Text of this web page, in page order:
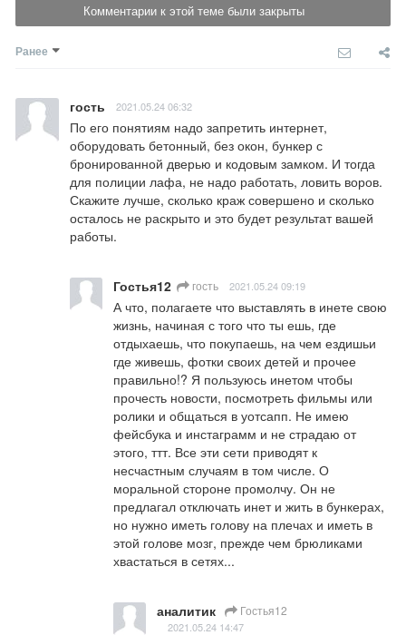
Комментарии к этой теме были закрыты
Ранее
гость 2021.05.24 06:32
По его понятиям надо запретить интернет,
оборудовать бетонный, без окон, бункер с
бронированной дверью и кодовым замком. И тогда
для полиции лафа, не надо работать, ловить воров.
Скажите лучше, сколько краж совершено и сколько
осталось не раскрыто и это будет результат вашей
работы.
Гостья12 гость 2021.05.24 09:19
А что, полагаете что выставлять в инете свою
жизнь, начиная с того что ты ешь, где
отдыхаешь, что покупаешь, на чем ездишьи
где живешь, фотки своих детей и прочее
правильно!? Я пользуюсь инетом чтобы
прочесть новости, посмотреть фильмы или
ролики и общаться в уотсапп. Не имею
фейсбука и инстаграмм и не страдаю от
этого, ттт. Все эти сети приводят к
несчастным случаям в том числе. О
моральной стороне промолчу. Он не
предлагал отключать инет и жить в бункерах,
но нужно иметь голову на плечах и иметь в
этой голове мозг, прежде чем брюликами
хвастаться в сетях...
аналитик Гостья12
2021.05.24 14:47